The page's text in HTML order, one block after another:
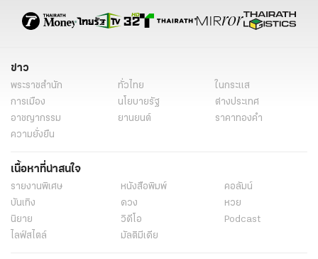
ข่าว
พระราชสำนัก ทั่วไทย
ในกระแส
การเมือง
นโยบายรัฐ
ต่างประเทศ
อาชญากรรม
ยานยนต์
ราคาทองคำ
ความยั่งยืน
เนื้อหาที่น่าสนใจ
รายงานพิเศษ หนังสือพิมพ์
คอลัมน์
บันเทิง
ดวง
หวย
นิยาย
วิดีโอ
Podcast
ไลฟ์สไตล์
มัลติมีเดีย